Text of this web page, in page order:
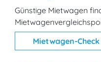
Günstige Mietwagen
Mietwagen-Check